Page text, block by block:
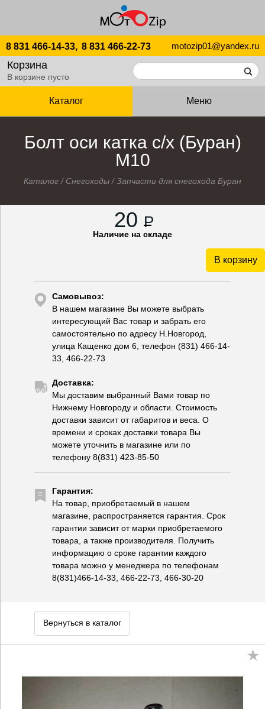
8 831 466-14-33, 8 831 466-22-73 motozip01@yandex.ru
Корзина
В корзине пусто
Каталог Меню
Болт оси катка с/х (Буран)
М10
Каталог / Снегоходы /Запчасти для снегохода Буран
20 P
Наличие на складе
В корзину
Самовывоз:
В нашем магазине Вы можете выбрать
интересующий Вас товар и забрать его
самостоятельно по адресу Н.Новгород,
улица Кащенко дом 6, телефон (831) 466-14-
33, 466-22-73
Доставка:
Мы доставим выбранный Вами товар по
Нижнему Новгороду и области. Стоимость
доставки зависит от габаритов и веса. О
времени и сроках доставки товара Вы
можете уточнить в магазине или по
телефону 8(831) 423-85-50
Гарантия:
На товар, приобретаемый в нашем
магазине, распространяется гарантия. Срок
гарантии зависит от марки приобретаемого
товара, а также производителя. Получить
информацию о сроке гарантии каждого
товара можно у менеджера по телефонам
8(831)466-14-33, 466-22-73, 466-30-20
Вернуться в каталог